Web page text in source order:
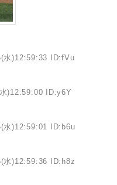
水)12:59:33 ID:fVu
)12:59:00 ID:y6Y
水)12:59:01 ID:b6u
水)12:59:36 ID:h8z